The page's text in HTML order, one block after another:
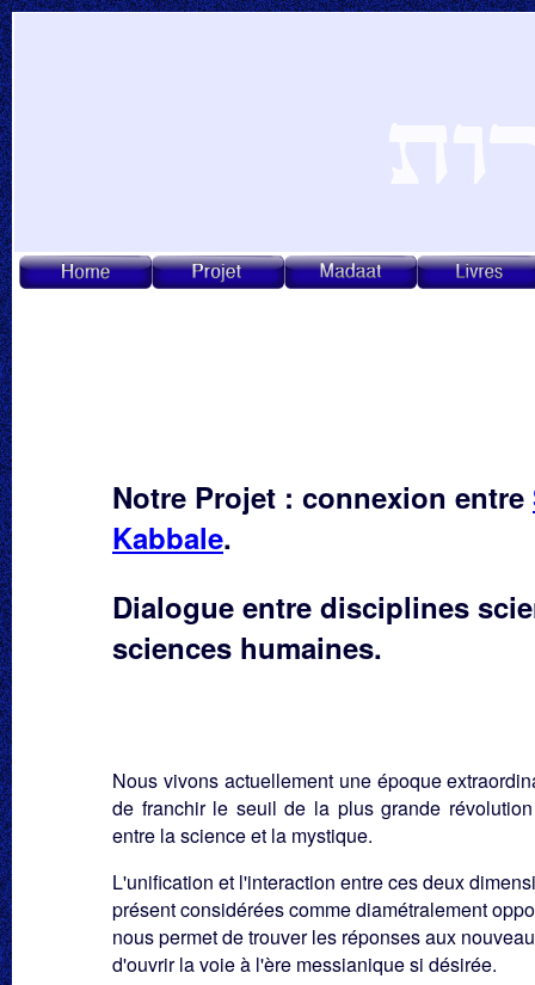
Notre Projet : connexion entre
Kabbale.
Dialogue entre disciplines
sciences humaines.
Nous vivons actuellement une époque
de franchir le seuil de la plus grande
entre la science et la mystique.
L'unification et l'interaction entre ces deux
présent considérées comme diamétralement
nous permet de trouver les réponses aux
d'ouvrir la voie à l'ère messianique si désirée.